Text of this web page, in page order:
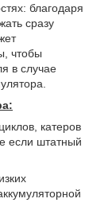
благодаря
сразу
чтобы
в случае
катеров
если штатный